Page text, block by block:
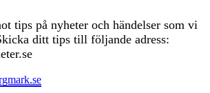
tips på nyheter och händelser som vi
ditt tips till följande adress: